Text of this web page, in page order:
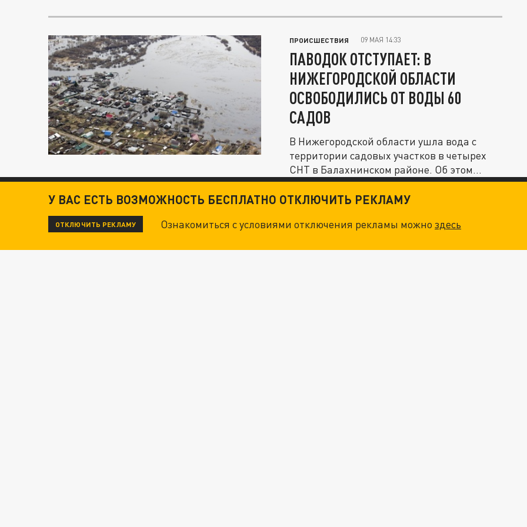
ПРОИСШЕСТВИЯ 09 МАЯ 14:33
ПАВОДОК ОТСТУПАЕТ: В
НИЖЕГОРОДСКОЙ ОБЛАСТИ
ОСВОБОДИЛИСЬ ОТ ВОДЫ 60
САДОВ
В Нижегородской области ушла вода с
территории садовых участков в четырех
СНТ в Балахнинском районе. Об этом...
У ВАС ЕСТЬ ВОЗМОЖНОСТЬ БЕСПЛАТНО ОТКЛЮЧИТЬ РЕКЛАМУ
ОТКЛЮЧИТЬ РЕКЛАМУ Ознакомиться с условиями отключения рекламы можноздесь